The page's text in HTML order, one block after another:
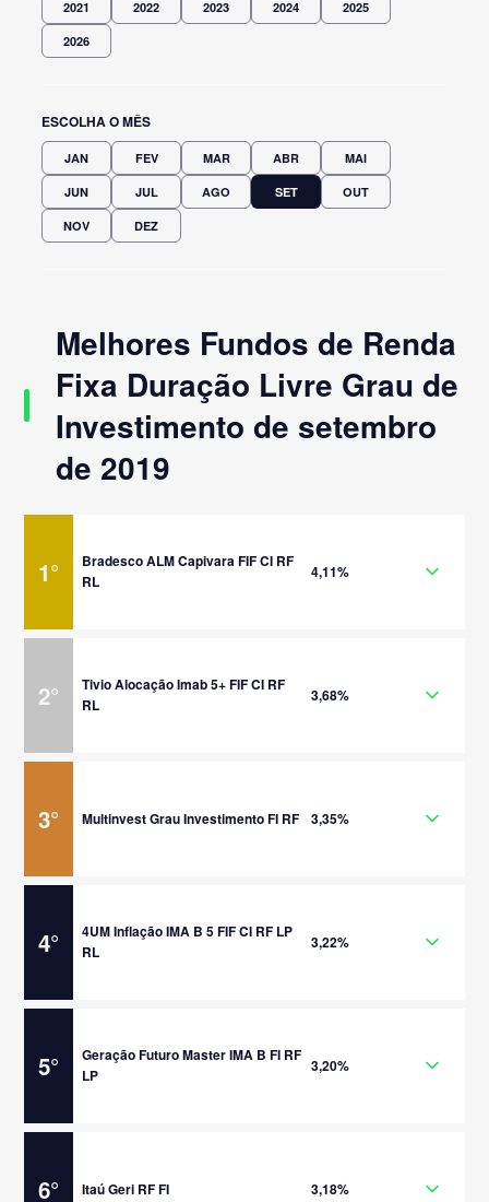
2021 2022 2023 2024 2025
2026
ESCOLHA O MÊS
JAN FEV MAR ABR MAI
JUN JUL AGO SET OUT
NOV DEZ
Melhores Fundos de Renda
Fixa Duração Livre Grau de
Investimento de setembro
de 2019
1°
Bradesco ALM Capivara FIF CI RF
RL
4,11%
2°
Tivio Alocação Imab 5+ FIF CI RF
RL
3,68%
3° Multinvest Grau Investimento FI RF 3,35%
4°
4UM Inflação IMA B 5 FIF CI RF LP
RL
3,22%
5°
Geração Futuro Master IMA B FI RF
LP
3,20%
6° Itaú Geri RF FI 3,18%